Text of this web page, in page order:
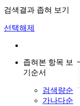
검색결과 좁혀 보기
선택해제
좁혀본 항목 보
기순서
검색량순
가나다순